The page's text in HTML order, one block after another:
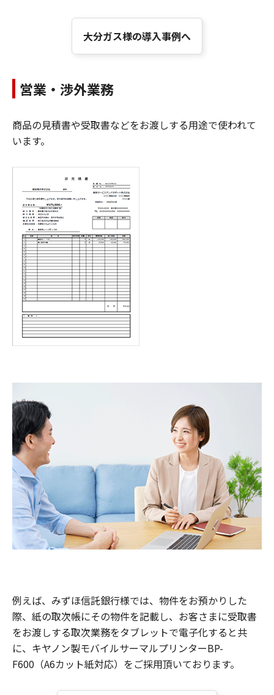
大分ガス様の導入事例へ
営業・渉外業務
商品の見積書や受取書などをお渡しする用途で使われて
います。
例えば、みずほ信託銀行様では、物件をお預かりした
際、紙の取次帳にその物件を記載し、お客さまに受取書
をお渡しする取次業務をタブレットで電子化すると共
に、キヤノン製モバイルサーマルプリンターBP-
F600（A6カット紙対応）をご採用頂いております。